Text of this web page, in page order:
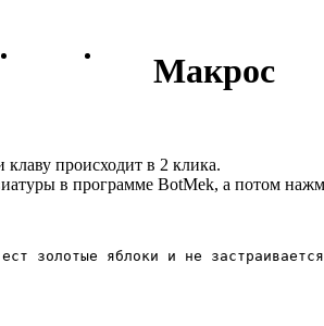
Поддержка
Макрос
происходит в 2 клика.
в программе BotMek, а потом
золотые яблоки и не